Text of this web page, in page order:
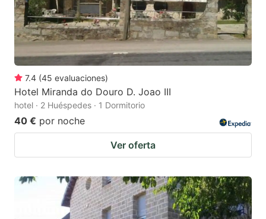
7.4 (45 evaluaciones)
Hotel Miranda do Douro D. Joao III
hotel · 2 Huéspedes · 1 Dormitorio
40 € por noche
Ver oferta